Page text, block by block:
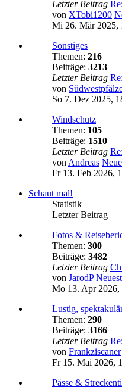
Letzter Beitrag
von XTobi1200
Mi 26. Mär 2025,
Sonstiges
Themen: 216
Beiträge: 3213
Letzter Beitrag
von
So 7. Dez 2025,
Windschutz
Themen: 105
Beiträge: 1510
Letzter Beitrag
von Andreas
Fr 13. Feb 2026,
Schaut mal!
Statistik
Letzter Beitrag
Fotos &
Themen: 300
Beiträge: 3482
Letzter Beitrag
von JarodP
Mo 13. Apr 2026,
Lustig,
Themen: 290
Beiträge: 3166
Letzter Beitrag
von Frankziscaner
Fr 15. Mai 2026,
Pässe &